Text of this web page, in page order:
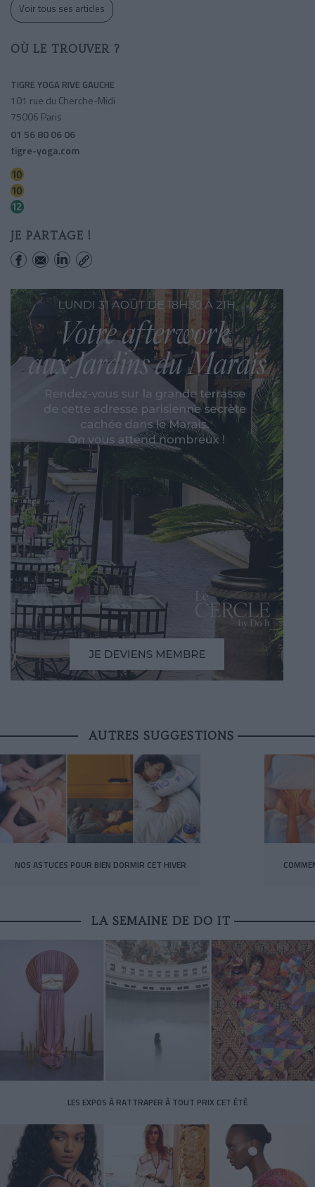
Voir tous ses articles
OÙ LE TROUVER ?
TIGRE YOGA RIVE GAUCHE
101 rue du Cherche-Midi
75006 Paris
01 56 80 06 06
tigre-yoga.com
JE PARTAGE !
AUTRES SUGGESTIONS
NOS ASTUCES POUR BIEN DORMIR CET HIVER
LA SEMAINE DE DO IT
LES EXPOS À RATTRAPER À TOUT PRIX CET ÉTÉ